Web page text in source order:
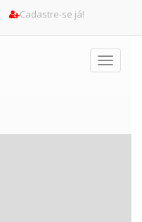
Cadastre-se já!
Toggle